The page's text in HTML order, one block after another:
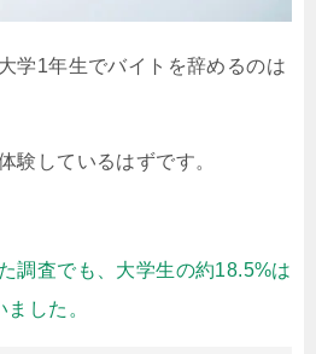
学1年生でバイトを辞めるのは
験しているはずです。
調査でも、大学生の約18.5%は
した。